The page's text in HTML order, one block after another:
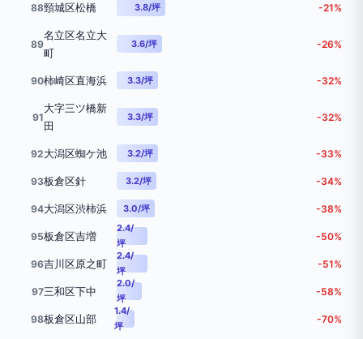
88頸城区松橋 3.8/坪 -21%
89
名立区名立大
町
3.6/坪 -26%
90柿崎区直海浜 3.3/坪 -32%
91
大字三ツ橋新
田
3.3/坪 -32%
92大潟区蜘ケ池 3.2/坪 -33%
93板倉区針 3.2/坪 -34%
94大潟区渋柿浜 3.0/坪 -38%
95板倉区吉増
2.4/
坪
-50%
96吉川区原之町
2.4/
坪
-51%
97三和区下中
2.0/
坪
-58%
98板倉区山部
1.4/
坪
-70%